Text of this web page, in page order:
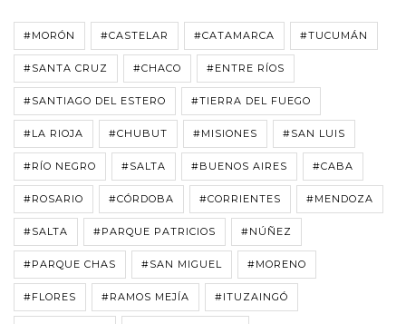
#MORÓN #CASTELAR #CATAMARCA #TUCUMÁN
#SANTA CRUZ #CHACO #ENTRE RÍOS
#SANTIAGO DEL ESTERO #TIERRA DEL FUEGO
#LA RIOJA #CHUBUT #MISIONES #SAN LUIS
#RÍO NEGRO #SALTA #BUENOS AIRES #CABA
#ROSARIO #CÓRDOBA #CORRIENTES #MENDOZA
#SALTA #PARQUE PATRICIOS #NÚÑEZ
#PARQUE CHAS #SAN MIGUEL #MORENO
#FLORES #RAMOS MEJÍA #ITUZAINGÓ